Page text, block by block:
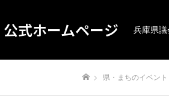
式ホームページ 兵庫県議
県・まちのイベント